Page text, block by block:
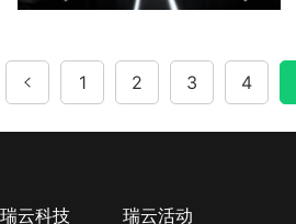
1 2 3 4
瑞云科技 瑞云活动